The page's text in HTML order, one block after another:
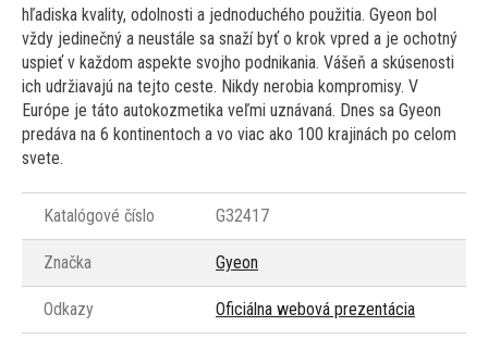
hľadiska kvality, odolnosti a jednoduchého použitia. Gyeon bol
vždy jedinečný a neustále sa snaží byť o krok vpred a je ochotný
uspieť v každom aspekte svojho podnikania. Vášeň a skúsenosti
ich udržiavajú na tejto ceste. Nikdy nerobia kompromisy. V
Európe je táto autokozmetika veľmi uznávaná. Dnes sa Gyeon
predáva na 6 kontinentoch a vo viac ako 100 krajinách po celom
svete.
Katalógové číslo G32417
Značka Gyeon
Odkazy Oficiálna webová prezentácia